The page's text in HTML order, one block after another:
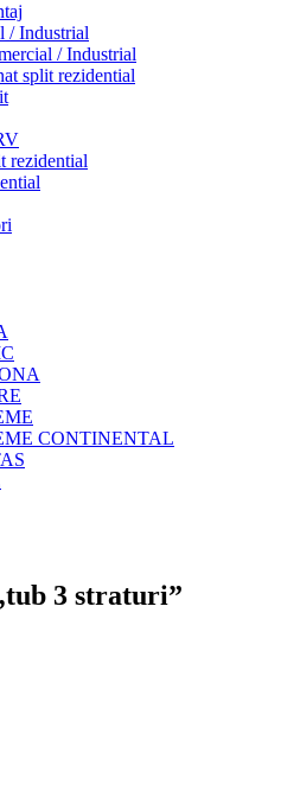
/ Industrial
/ Industrial
split rezidential
rezidential
CONTINENTAL
3 straturi”